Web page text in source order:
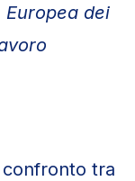
Europea dei
confronto tra